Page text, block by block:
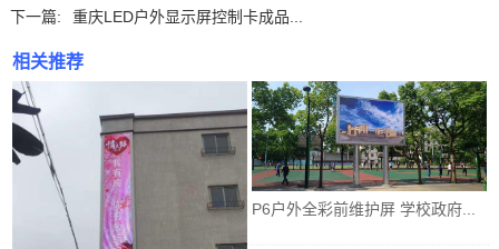
下一篇:
重庆LED户外显示屏控制卡成品...
相关推荐
P6户外全彩前维护屏 学校政府...